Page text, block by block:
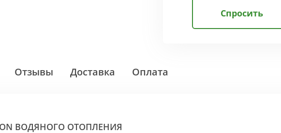
Спросить
Отзывы Доставка Оплата
ВОДЯНОГО ОТОПЛЕНИЯ